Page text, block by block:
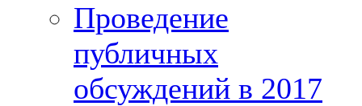
Проведение
публичных
обсуждений в 2017